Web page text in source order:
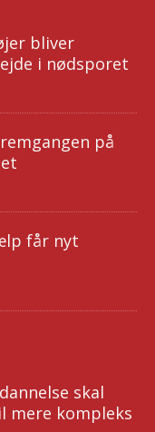
bliver
i nødsporet
på
får nyt
skal
mere kompleks